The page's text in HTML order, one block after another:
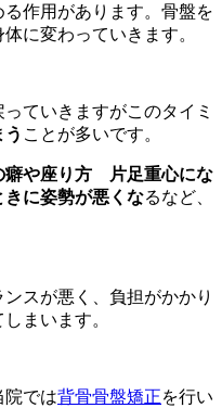
作用があります。骨盤を
に変わっていきます。
ていきますがこのタイミ
ことが多いです。
癖や座り方 片足重心にな
に姿勢が悪くなるなど、
スが悪く、負担がかかり
まいます。
院では背骨骨盤矯正を行い